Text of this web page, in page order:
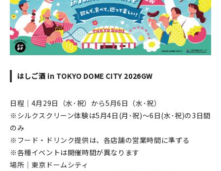
はしご酒 in TOKYO DOME CITY 2026GW
日程｜4月29日（水･祝）から5月6日（水･祝）
※シルクスクリーン体験は5月4日(月･祝)～6日(水･祝)の3日間
のみ
※フード・ドリンク提供は、各店舗の営業時間に準ずる
※各種イベントは開催時間が異なります
場所｜東京ドームシティ